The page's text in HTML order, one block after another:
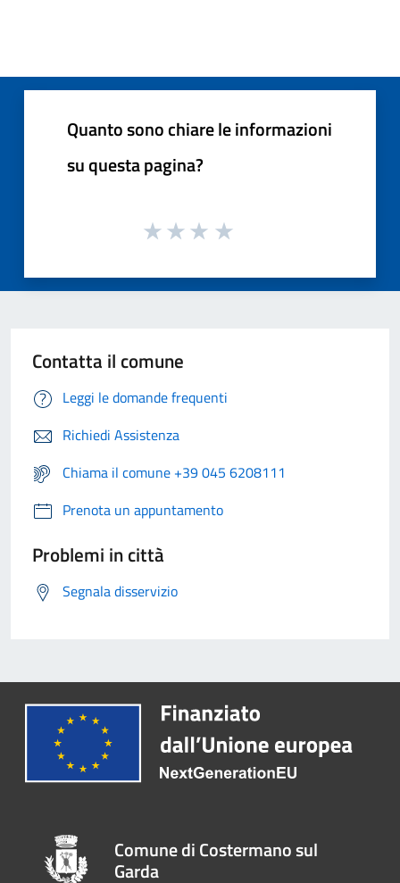
Quanto sono chiare le informazioni
su questa pagina?
Contatta il comune
Leggi le domande frequenti
Richiedi Assistenza
Chiama il comune +39 045 6208111
Prenota un appuntamento
Problemi in città
Segnala disservizio
Comune di Costermano sul
Garda